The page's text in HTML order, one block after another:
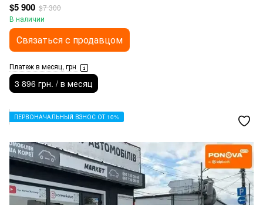
$5 900 $7 300
В наличии
Связаться с продавцом
Платеж в месяц, грн
3 896 грн. / в месяц
ПЕРВОНАЧАЛЬНЫЙ ВЗНОС ОТ 10%